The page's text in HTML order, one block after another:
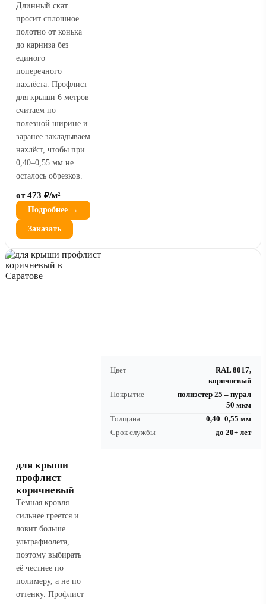
Длинный скат
просит сплошное
полотно от конька
до карниза без
единого
поперечного
нахлёста. Профлист
для крыши 6 метров
считаем по
полезной ширине и
заранее закладываем
нахлёст, чтобы при
0,40–0,55 мм не
осталось обрезков.
от 473 ₽/м²
Подробнее →
Заказать
Цвет
RAL 8017,
коричневый
Покрытие
полиэстер 25 – пурал
50 мкм
Толщина
0,40–0,55 мм
Срок службы
до 20+ лет
для крыши
профлист
коричневый
Тёмная кровля
сильнее греется и
ловит больше
ультрафиолета,
поэтому выбирать
её честнее по
полимеру, а не по
оттенку. Профлист